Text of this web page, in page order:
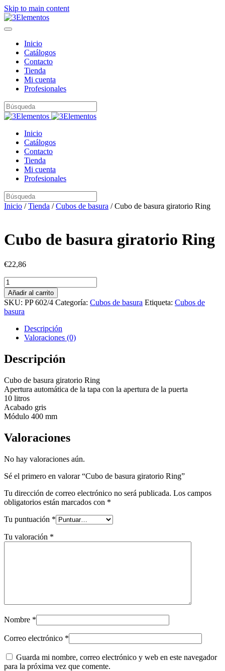
Skip to main content
Inicio
Catálogos
Contacto
Tienda
Mi cuenta
Profesionales
Inicio
Catálogos
Contacto
Tienda
Mi cuenta
Profesionales
Inicio /Tienda /Cubos de basura / Cubo de basura giratorio Ring
Cubo de basura giratorio Ring
€22,86
Cubo
de
basura
giratorio
Ring
cantidad
Añadir al carrito
SKU: PP 602/4 Categoría: Cubos de basura Etiqueta: Cubos de
basura
Descripción
Valoraciones (0)
Descripción
Cubo de basura giratorio Ring
Apertura automática de la tapa con la apertura de la puerta
10 litros
Acabado gris
Módulo 400 mm
Valoraciones
No hay valoraciones aún.
Sé el primero en valorar “Cubo de basura giratorio Ring”
Tu dirección de correo electrónico no será publicada. Los campos
obligatorios están marcados con *
Tu puntuación *
Tu valoración *
Nombre *
Correo electrónico *
Guarda mi nombre, correo electrónico y web en este navegador
para la próxima vez que comente.